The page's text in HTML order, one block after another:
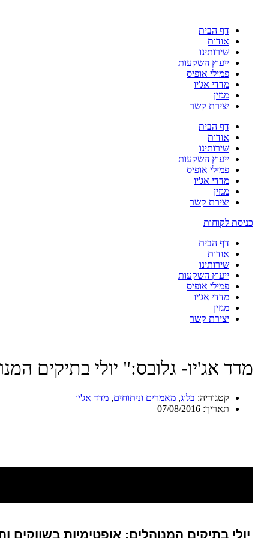
דף הבית
אודות
שירותינו
ייעוץ השקעות
פמילי אופיס
מדדי אג'יו
מגזין
יצירת קשר
דף הבית
אודות
שירותינו
ייעוץ השקעות
פמילי אופיס
מדדי אג'יו
מגזין
יצירת קשר
כניסת לקוחות
דף הבית
אודות
שירותינו
ייעוץ השקעות
פמילי אופיס
מדדי אג'יו
מגזין
יצירת קשר
מדד אג'יו- גלובס:" יולי בתיקים
קטגוריה: בלוג, מאמרים וניתוחים, מדד אג'יו
תאריך: 07/08/2016
יולי בתיקים המנוהלים: אופטימיות בשווקים